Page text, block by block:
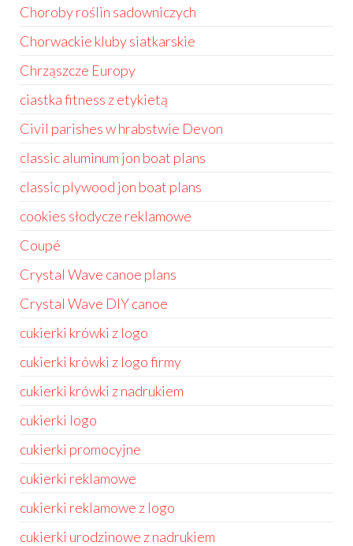
Choroby roślin sadowniczych
Chorwackie kluby siatkarskie
Chrząszcze Europy
ciastka fitness z etykietą
Civil parishes w hrabstwie Devon
classic aluminum jon boat plans
classic plywood jon boat plans
cookies słodycze reklamowe
Coupé
Crystal Wave canoe plans
Crystal Wave DIY canoe
cukierki krówki z logo
cukierki krówki z logo firmy
cukierki krówki z nadrukiem
cukierki logo
cukierki promocyjne
cukierki reklamowe
cukierki reklamowe z logo
cukierki urodzinowe z nadrukiem